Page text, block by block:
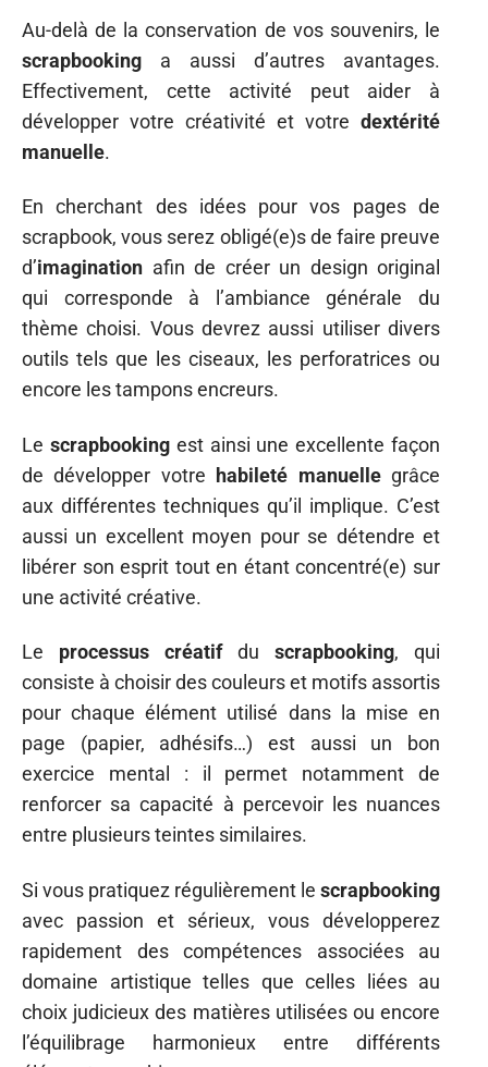
Au-delà de la conservation de vos souvenirs, le
scrapbooking a aussi d’autres avantages.
Effectivement, cette activité peut aider à
développer votre créativité et votre dextérité
manuelle.
En cherchant des idées pour vos pages de
scrapbook, vous serez obligé(e)s de faire preuve
d’imagination afin de créer un design original
qui corresponde à l’ambiance générale du
thème choisi. Vous devrez aussi utiliser divers
outils tels que les ciseaux, les perforatrices ou
encore les tampons encreurs.
Le scrapbookingest ainsi une excellente façon
de développer votre habileté manuellegrâce
aux différentes techniques qu’il implique. C’est
aussi un excellent moyen pour se détendre et
libérer son esprit tout en étant concentré(e) sur
une activité créative.
Le processus créatifdu scrapbooking, qui
consiste à choisir des couleurs et motifs assortis
pour chaque élément utilisé dans la mise en
page (papier, adhésifs…) est aussi un bon
exercice mental : il permet notamment de
renforcer sa capacité à percevoir les nuances
entre plusieurs teintes similaires.
Si vous pratiquez régulièrement le scrapbooking
avec passion et sérieux, vous développerez
rapidement des compétences associées au
domaine artistique telles que celles liées au
choix judicieux des matières utilisées ou encore
l’équilibrage harmonieux entre différents